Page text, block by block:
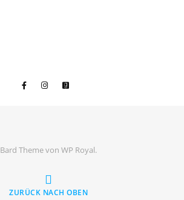
Bard Theme von WP Royal.
ZURÜCK NACH OBEN